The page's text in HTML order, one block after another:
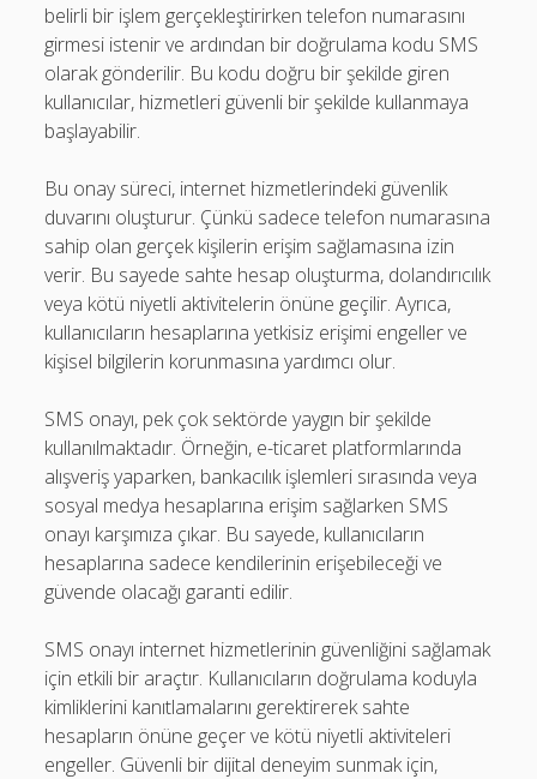
belirli bir işlem gerçekleştirirken telefon numarasını
girmesi istenir ve ardından bir doğrulama kodu SMS
olarak gönderilir. Bu kodu doğru bir şekilde giren
kullanıcılar, hizmetleri güvenli bir şekilde kullanmaya
başlayabilir.
Bu onay süreci, internet hizmetlerindeki güvenlik
duvarını oluşturur. Çünkü sadece telefon numarasına
sahip olan gerçek kişilerin erişim sağlamasına izin
verir. Bu sayede sahte hesap oluşturma, dolandırıcılık
veya kötü niyetli aktivitelerin önüne geçilir. Ayrıca,
kullanıcıların hesaplarına yetkisiz erişimi engeller ve
kişisel bilgilerin korunmasına yardımcı olur.
SMS onayı, pek çok sektörde yaygın bir şekilde
kullanılmaktadır. Örneğin, e-ticaret platformlarında
alışveriş yaparken, bankacılık işlemleri sırasında veya
sosyal medya hesaplarına erişim sağlarken SMS
onayı karşımıza çıkar. Bu sayede, kullanıcıların
hesaplarına sadece kendilerinin erişebileceği ve
güvende olacağı garanti edilir.
SMS onayı internet hizmetlerinin güvenliğini sağlamak
için etkili bir araçtır. Kullanıcıların doğrulama koduyla
kimliklerini kanıtlamalarını gerektirerek sahte
hesapların önüne geçer ve kötü niyetli aktiviteleri
engeller. Güvenli bir dijital deneyim sunmak için,